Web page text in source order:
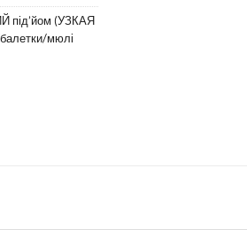
під’йом (УЗКАЯ
мюлі